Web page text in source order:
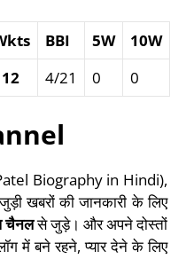
BBI 5W
10W
4/21 0 0
Biography in Hindi),
खबरों की जानकारी के लिए
चैनलसे जुड़े। और अपने दोस्तों
में बने रहने, प्यार देने के लिए